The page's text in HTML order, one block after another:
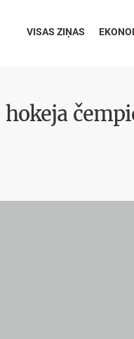
VISAS ZIŅAS
hokeja